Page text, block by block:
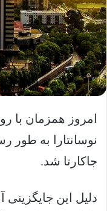
امروز همزمان با
نوسانتارا به طور
جاکارتا شد.
دلیل این